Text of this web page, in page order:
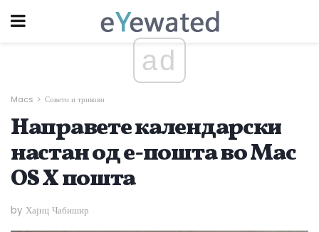
ad
Macs Совети и трикови
Направете календарски
настан од е-пошта во Mac
OS X пошта
by Хајнц Чабишир